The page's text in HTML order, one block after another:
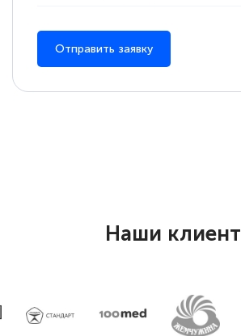
Отправить заявку
Наши